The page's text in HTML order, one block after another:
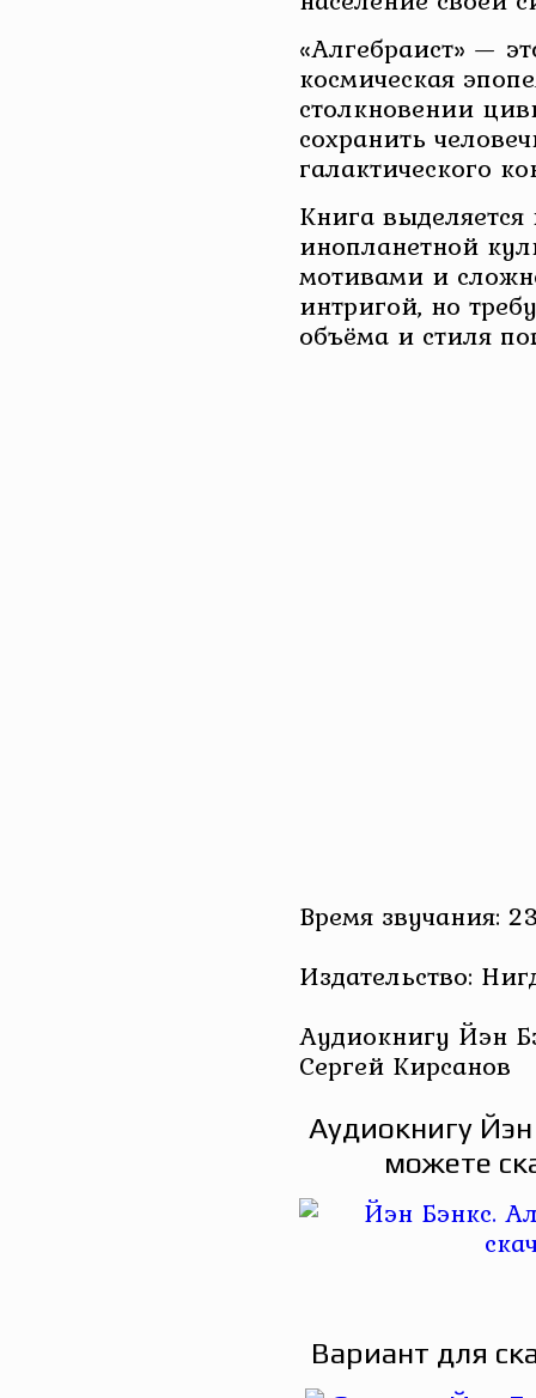
«Алгебраист» —
космическая
столкновении
сохранить
галактического
Книга
инопланетной
мотивами и
интригой, но
объёма и стиля
Время звучания:
Издательство:
Аудиокнигу Йэн
Сергей Кирсанов
Аудиокнигу
можете
Вариант для